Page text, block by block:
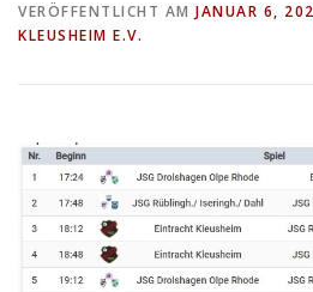
TEAMS 2025/26
VERÖFFENTLICHT AM JANUAR 6,
KLEUSHEIM E.V.